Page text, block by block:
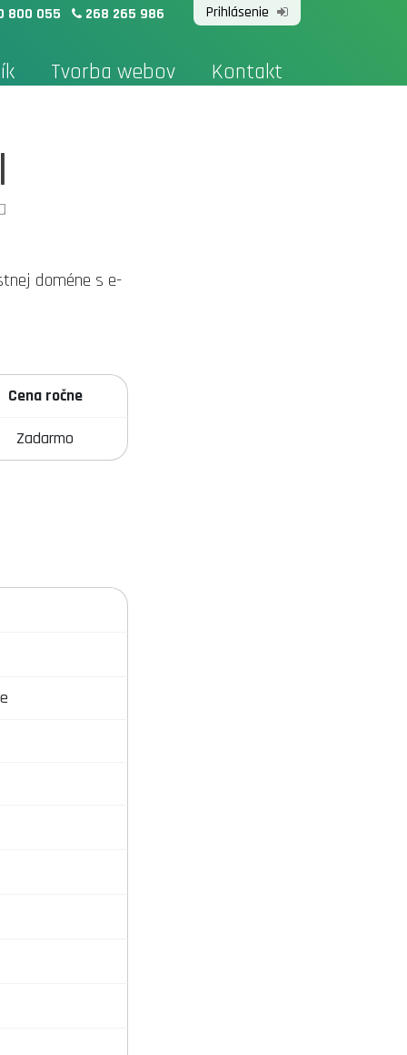
Tvorba webov Kontakt
800 055 268 265 986 Prihlásenie
doméne s e-
Cena ročne
Zadarmo